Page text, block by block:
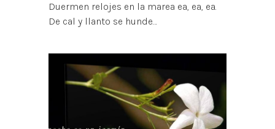
Duermen relojes en la marea ea, ea, ea.
De cal y llanto se hunde…